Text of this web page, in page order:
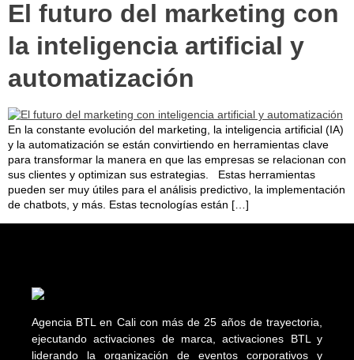
El futuro del marketing con
la inteligencia artificial y
automatización
En la constante evolución del marketing, la inteligencia artificial (IA)
y la automatización se están convirtiendo en herramientas clave
para transformar la manera en que las empresas se relacionan con
sus clientes y optimizan sus estrategias. Estas herramientas
pueden ser muy útiles para el análisis predictivo, la implementación
de chatbots, y más. Estas tecnologías están […]
Agencia BTL en Cali con más de 25 años de trayectoria,
ejecutando activaciones de marca, activaciones BTL y
liderando la organización de eventos corporativos y